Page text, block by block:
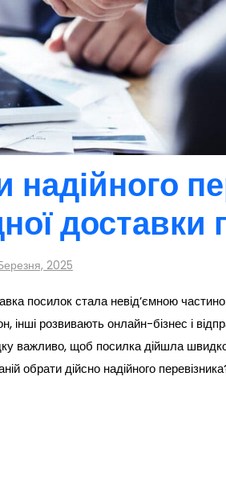
надійного
доставки
2025
посилок стала невід’ємною
інші розвивають онлайн-бізнес і
важливо, щоб посилка дійшла
обрати дійсно надійного